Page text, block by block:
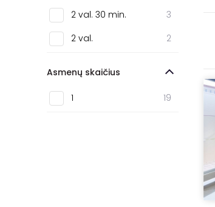
Kėdainiai
Kelmė
2 val. 30 min.
3
2 val.
2
Asmenų skaičius
1 19